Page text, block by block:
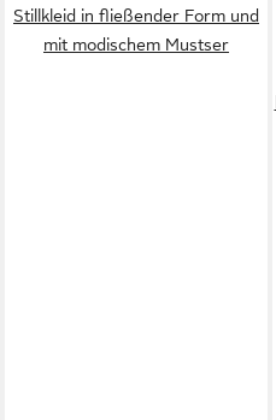
Stillkleid in fließender Form und
mit modischem Mustser